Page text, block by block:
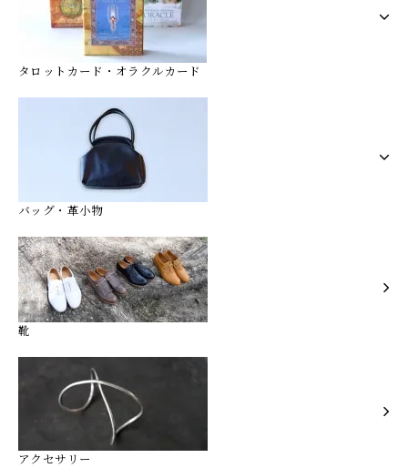
タロットカード・オラクルカード
バッグ・革小物
靴
アクセサリー